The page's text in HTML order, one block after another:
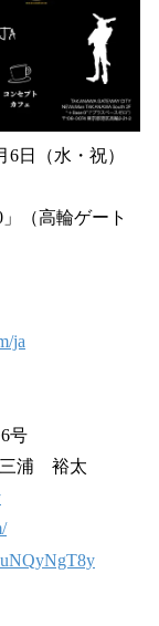
6日（水・祝）
（高輪ゲート
ja
号
三浦 裕太